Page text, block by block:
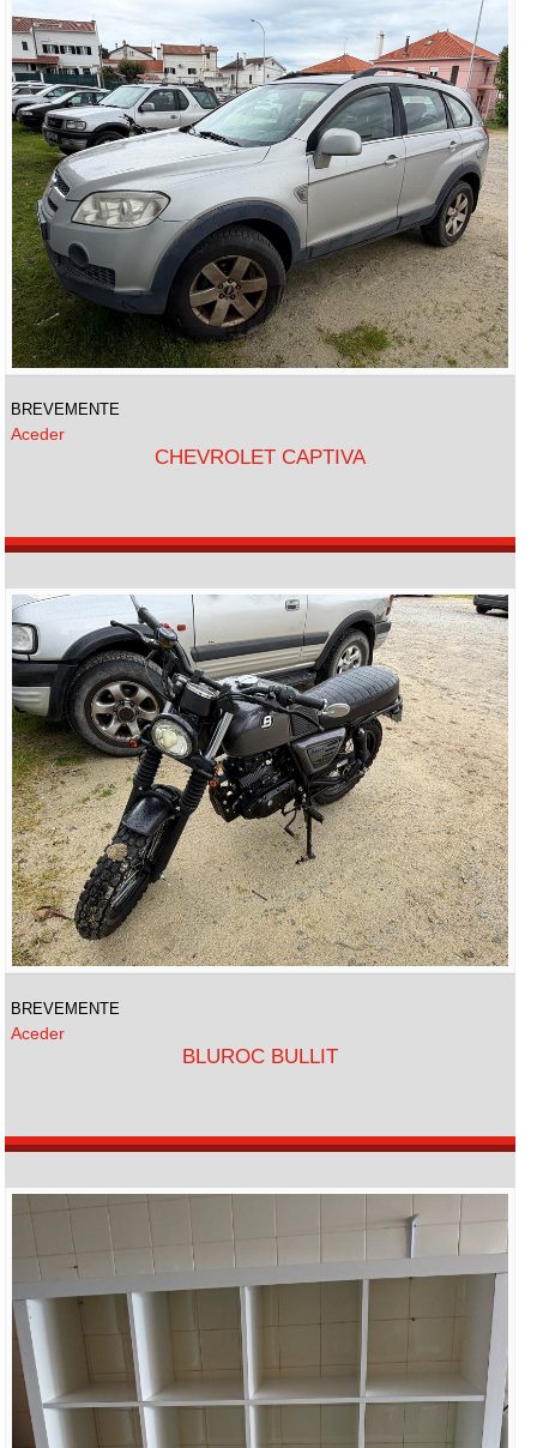
BREVEMENTE
Aceder
CHEVROLET CAPTIVA
BREVEMENTE
Aceder
BLUROC BULLIT